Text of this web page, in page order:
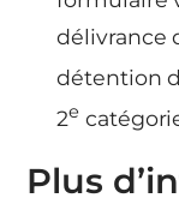
délivrance
détention
2e
Plus